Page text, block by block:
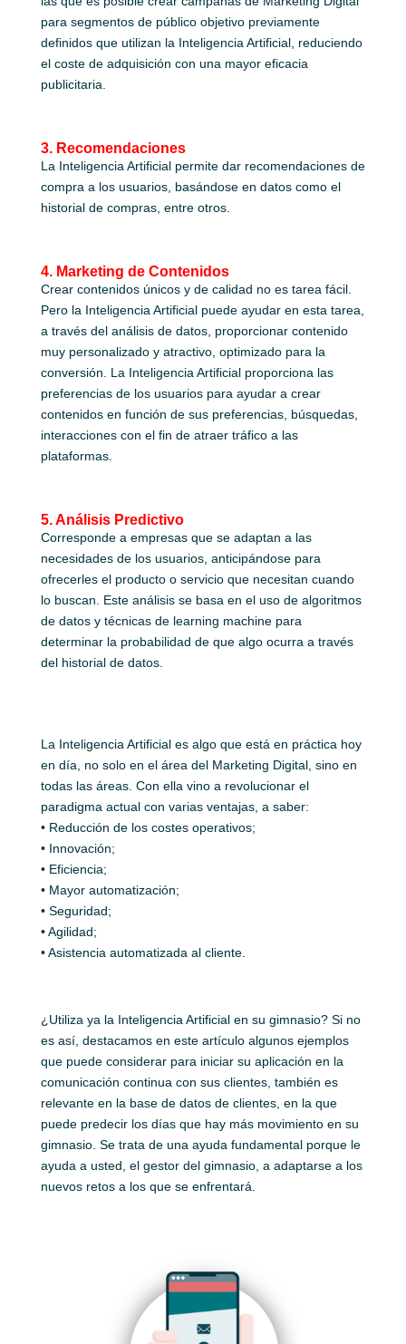
para segmentos de público objetivo previamente
definidos que utilizan la Inteligencia Artificial, reduciendo
el coste de adquisición con una mayor eficacia
publicitaria.
3. Recomendaciones
La Inteligencia Artificial permite dar recomendaciones de
compra a los usuarios, basándose en datos como el
historial de compras, entre otros.
4. Marketing de Contenidos
Crear contenidos únicos y de calidad no es tarea fácil.
Pero la Inteligencia Artificial puede ayudar en esta tarea,
a través del análisis de datos, proporcionar contenido
muy personalizado y atractivo, optimizado para la
conversión. La Inteligencia Artificial proporciona las
preferencias de los usuarios para ayudar a crear
contenidos en función de sus preferencias, búsquedas,
interacciones con el fin de atraer tráfico a las
plataformas.
5. Análisis Predictivo
Corresponde a empresas que se adaptan a las
necesidades de los usuarios, anticipándose para
ofrecerles el producto o servicio que necesitan cuando
lo buscan. Este análisis se basa en el uso de algoritmos
de datos y técnicas de learning machine para
determinar la probabilidad de que algo ocurra a través
del historial de datos.
La Inteligencia Artificial es algo que está en práctica hoy
en día, no solo en el área del Marketing Digital, sino en
todas las áreas. Con ella vino a revolucionar el
paradigma actual con varias ventajas, a saber:
• Reducción de los costes operativos;
• Innovación;
• Eficiencia;
• Mayor automatización;
• Seguridad;
• Agilidad;
• Asistencia automatizada al cliente.
¿Utiliza ya la Inteligencia Artificial en su gimnasio? Si no
es así, destacamos en este artículo algunos ejemplos
que puede considerar para iniciar su aplicación en la
comunicación continua con sus clientes, también es
relevante en la base de datos de clientes, en la que
puede predecir los días que hay más movimiento en su
gimnasio. Se trata de una ayuda fundamental porque le
ayuda a usted, el gestor del gimnasio, a adaptarse a los
nuevos retos a los que se enfrentará.